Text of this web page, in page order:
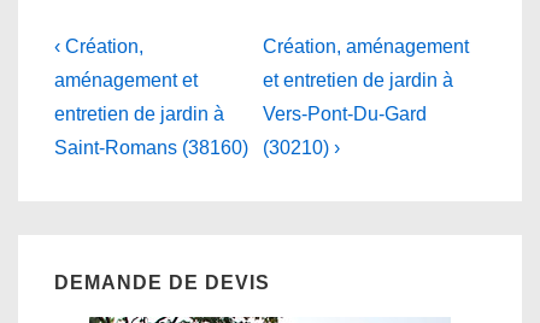
Navigation
de
l’article
Previous
Post
is
‹ Création,
aménagement et
entretien de jardin à
Saint-Romans (38160)
Next
Post
is
Création, aménagement
et entretien de jardin à
Vers-Pont-Du-Gard
(30210) ›
DEMANDE DE DEVIS